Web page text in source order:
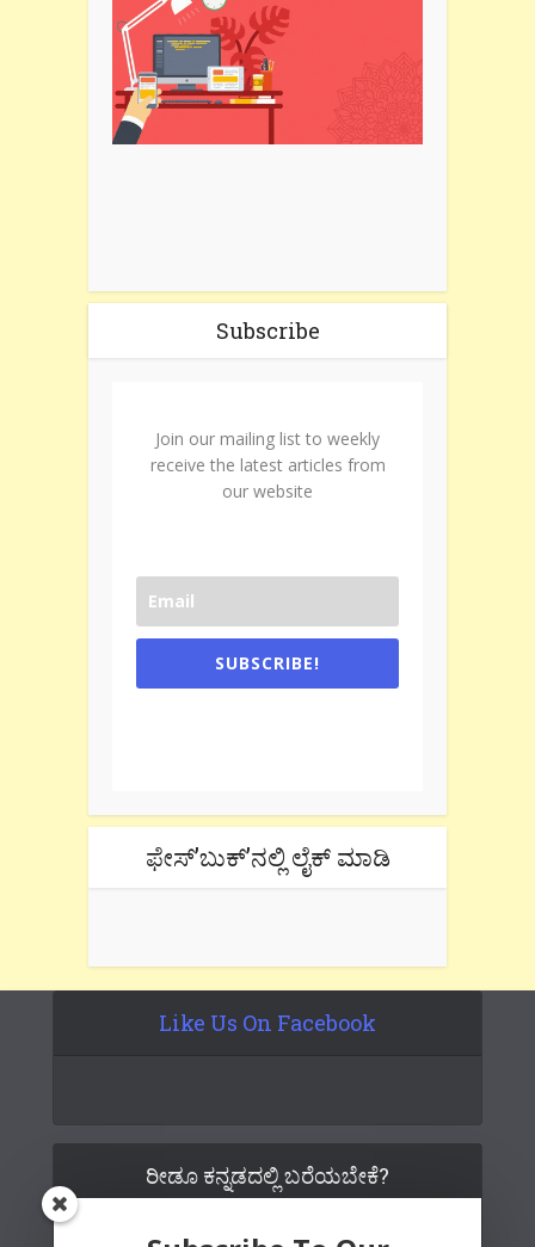
Subscribe
Join our mailing list to weekly
receive the latest articles from
our website
SUBSCRIBE!
ಫೇಸ್’ಬುಕ್’ನಲ್ಲಿ ಲೈಕ್ ಮಾಡಿ
Like Us On Facebook
ರೀಡೂ ಕನ್ನಡದಲ್ಲಿ ಬರೆಯಬೇಕೆ?